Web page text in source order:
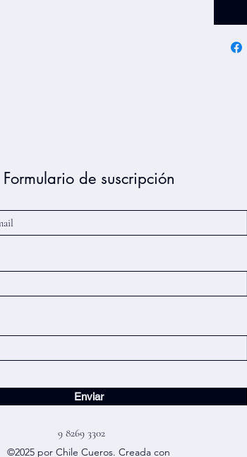
Formulario de suscripción
Enviar
9 8269 3302
©2025 por Chile Cueros. Creada con